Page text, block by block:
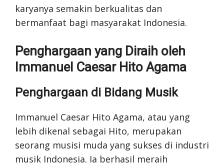
karyanya semakin berkualitas dan
bermanfaat bagi masyarakat Indonesia.
Penghargaan yang Diraih oleh
Immanuel Caesar Hito Agama
Penghargaan di Bidang Musik
Immanuel Caesar Hito Agama, atau yang
lebih dikenal sebagai Hito, merupakan
seorang musisi muda yang sukses di industri
musik Indonesia. Ia berhasil meraih